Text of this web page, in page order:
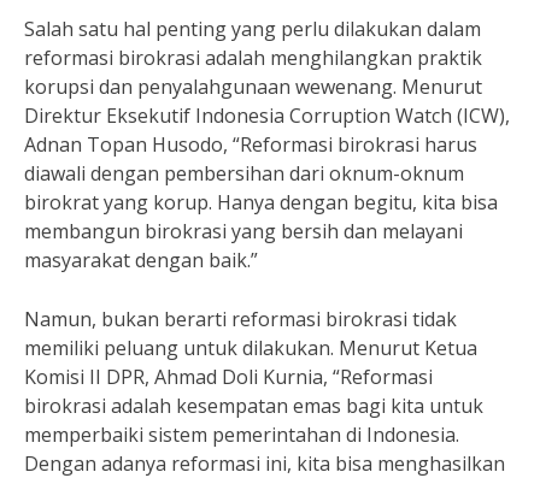
Salah satu hal penting yang perlu dilakukan dalam
reformasi birokrasi adalah menghilangkan praktik
korupsi dan penyalahgunaan wewenang. Menurut
Direktur Eksekutif Indonesia Corruption Watch (ICW),
Adnan Topan Husodo, “Reformasi birokrasi harus
diawali dengan pembersihan dari oknum-oknum
birokrat yang korup. Hanya dengan begitu, kita bisa
membangun birokrasi yang bersih dan melayani
masyarakat dengan baik.”
Namun, bukan berarti reformasi birokrasi tidak
memiliki peluang untuk dilakukan. Menurut Ketua
Komisi II DPR, Ahmad Doli Kurnia, “Reformasi
birokrasi adalah kesempatan emas bagi kita untuk
memperbaiki sistem pemerintahan di Indonesia.
Dengan adanya reformasi ini, kita bisa menghasilkan